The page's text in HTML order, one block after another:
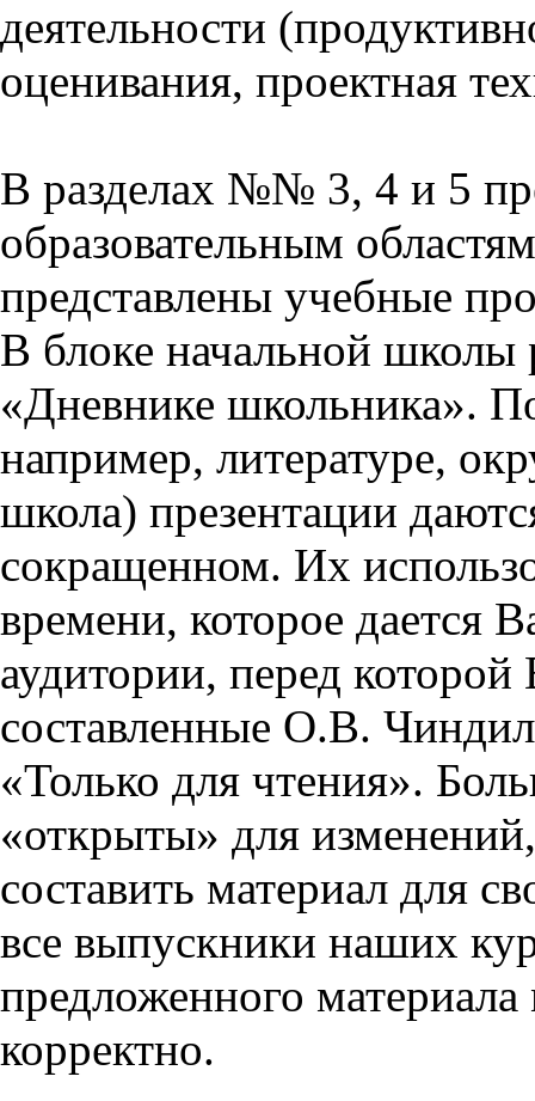
деятельности
оценивания, проектная
В разделах №№ 3, 4 и 5
образовательным
представлены учебные
В блоке начальной школы
«Дневнике школьника».
например, литературе,
школа) презентации
сокращенном. Их
времени, которое дается
аудитории, перед
составленные О.В.
«Только для чтения».
«открыты» для
составить материал для
все выпускники наших
предложенного
корректно.